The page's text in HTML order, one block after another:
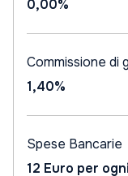
0,00%
Commissione di
1,40%
Spese Bancarie
12 Euro per